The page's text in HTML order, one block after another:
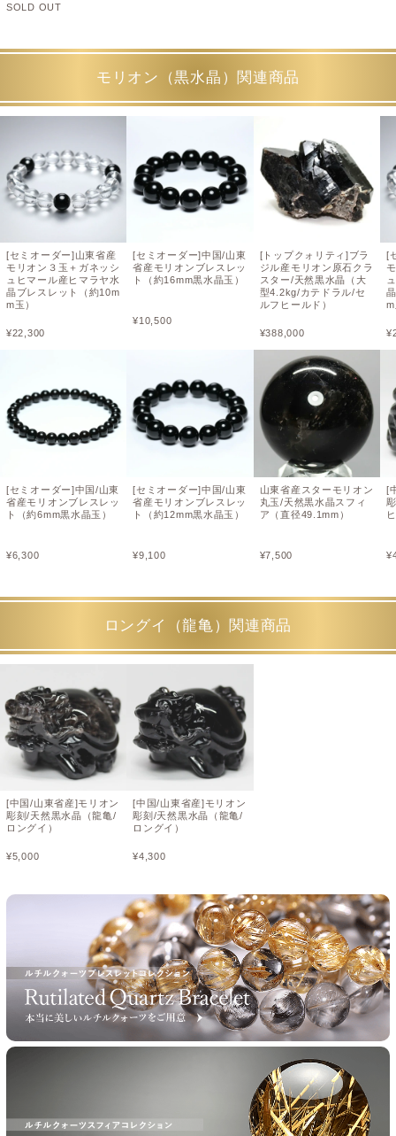
SOLD OUT
モリオン（黒水晶）関連商品
[セミオーダー]山東省産
モリオン３玉＋ガネッシ
ュヒマール産ヒマラヤ水
晶ブレスレット（約10m
m玉）
¥22,300
[セミオーダー]中国/山東
省産モリオンブレスレッ
ト（約6mm黒水晶玉）
¥6,300
[セミオーダー]中国/山東
省産モリオンブレスレッ
ト（約16mm黒水晶玉）
¥10,500
[セミオーダー]中国/山東
省産モリオンブレスレッ
ト（約12mm黒水晶玉）
¥9,100
[トップクォリティ]ブラ
ジル産モリオン原石クラ
スター/天然黒水晶（大
型4.2kg/カテドラル/セ
ルフヒールド）
¥388,000
山東省産スターモリオン
丸玉/天然黒水晶スフィ
ア（直径49.1mm）
¥7,500
[
¥
[
¥
ロングイ（龍亀）関連商品
[中国/山東省産]モリオン
彫刻/天然黒水晶（龍亀/
ロングイ）
¥5,000
[中国/山東省産]モリオン
彫刻/天然黒水晶（龍亀/
ロングイ）
¥4,300